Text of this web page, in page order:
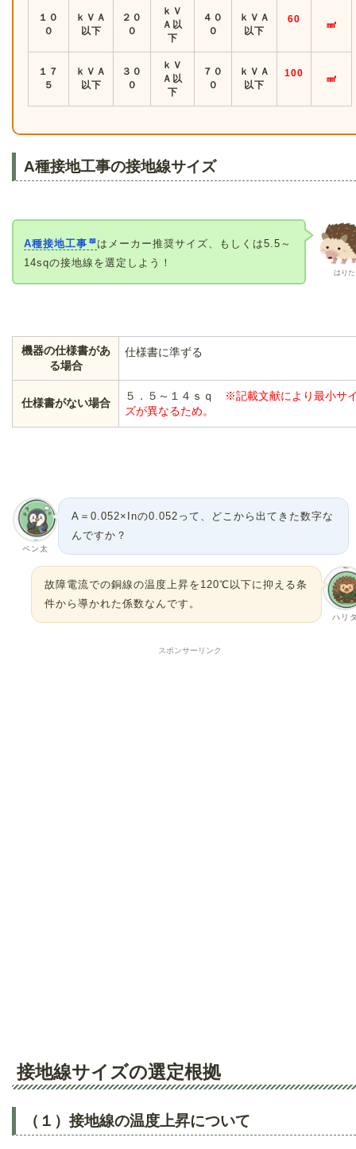
１０
０
ｋＶＡ
以下
２０
０
ｋＶ
Ａ以
下
４０
０
ｋＶＡ
以下
60 ㎟
１７
５
ｋＶＡ
以下
３０
０
ｋＶ
Ａ以
下
７０
０
ｋＶＡ
以下
100 ㎟
A種接地工事の接地線サイズ
はりた
A種接地工事
はメーカー推奨サイズ、もしくは5.5～
14sqの接地線を選定しよう！
機器の仕様書があ
る場合
仕様書に準ずる
仕様書がない場合
５．５～１４ｓｑ
※記載文献により最小サ
ズが異なるため。
ペン太
A＝0.052×Inの0.052って、どこから出てきた数字な
んですか？
ハリ
故障電流での銅線の温度上昇を120℃以下に抑える条
件から導かれた係数なんです。
スポンサーリンク
接地線サイズの選定根拠
（１）接地線の温度上昇について